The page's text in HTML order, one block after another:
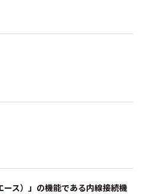
ース）」の機能である内線接続機